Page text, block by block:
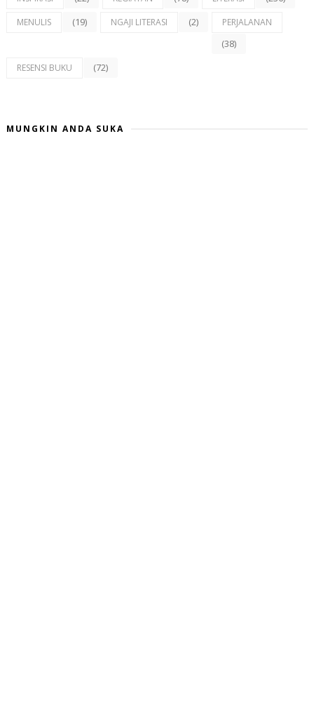
MENULIS (19) NGAJI LITERASI (2) PERJALANAN
(38)
RESENSI BUKU (72)
MUNGKIN ANDA SUKA